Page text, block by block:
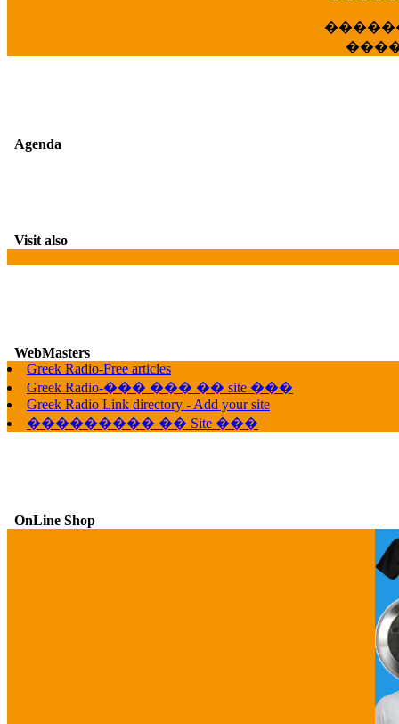
Agenda
Visit also
WebMasters
Greek Radio-Free articles
Greek Radio-��� ��� �� site ���
Greek Radio Link directory - Add your site
��������� �� Site ���
OnLine Shop